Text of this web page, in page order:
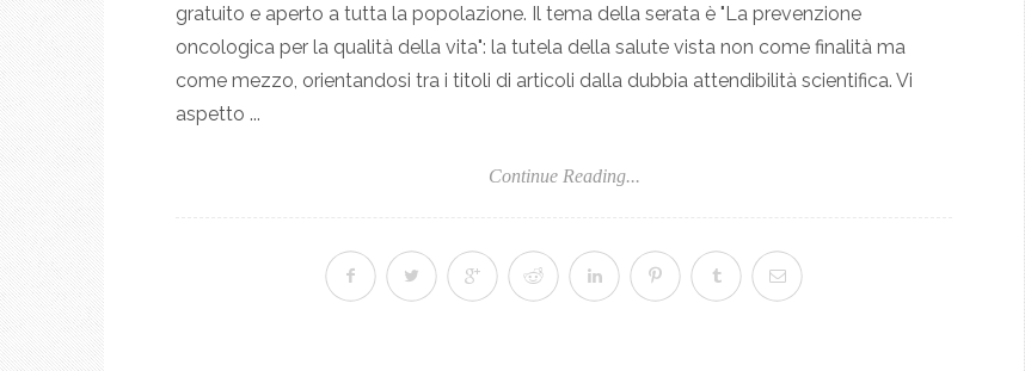
gratuito e aperto a tutta la popolazione. Il tema della serata è "La prevenzione
oncologica per la qualità della vita": la tutela della salute vista non come finalità ma
come mezzo, orientandosi tra i titoli di articoli dalla dubbia attendibilità scientifica. Vi
aspetto ...
Continue Reading...